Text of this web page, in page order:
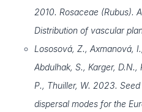
2010. Rosaceae (Rubus).
Distribution of vascular
Lososová, Z., Axmanová,
Abdulhak, S., Karger, D.N.,
P., Thuiller, W. 2023.
dispersal modes for the